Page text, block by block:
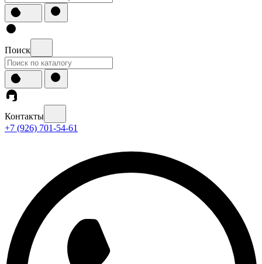
Поиск
Контакты
+7 (926) 701-54-61